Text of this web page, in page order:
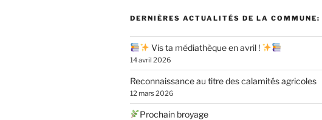
DERNIÈRES ACTUALITÉS DE LA COMMUNE:
Vis ta médiathèque en avril !
14 avril 2026
Reconnaissance au titre des calamités agricoles
12 mars 2026
Prochain broyage